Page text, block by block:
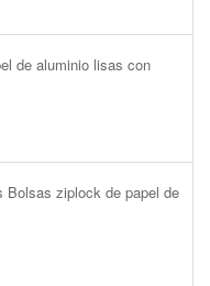
de aluminio lisas con
Bolsas ziplock de papel de